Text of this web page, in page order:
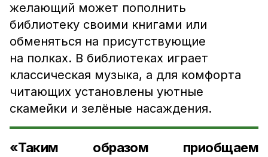
желающий может пополнить
библиотеку своими книгами или
обменяться на присутствующие
на полках. В библиотеках играет
классическая музыка, а для комфорта
читающих установлены уютные
скамейки и зелёные насаждения.
«Таким образом приобщаем